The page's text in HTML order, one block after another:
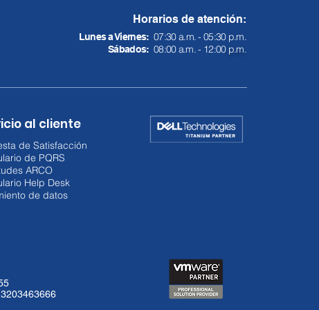
Horarios de atención:
Lunes a Viernes: 07:30 a.m. - 05:30 p.m.
Sábados: 08:00 a.m. - 12:00p.m.
al cliente
de Satisfacción
de PQRS
ARCO
Help Desk
de datos